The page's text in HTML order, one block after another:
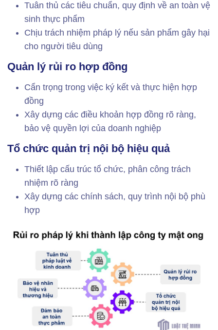
Tuân thủ các tiêu chuẩn, quy định về an toàn vệ
sinh thực phẩm
Chịu trách nhiệm pháp lý nếu sản phẩm gây hại
cho người tiêu dùng
Quản lý rủi ro hợp đồng
Cẩn trọng trong việc ký kết và thực hiện hợp
đồng
Xây dựng các điều khoản hợp đồng rõ ràng,
bảo vệ quyền lợi của doanh nghiệp
Tổ chức quản trị nội bộ hiệu quả
Thiết lập cấu trúc tổ chức, phân công trách
nhiệm rõ ràng
Xây dựng các chính sách, quy trình nội bộ phù
hợp